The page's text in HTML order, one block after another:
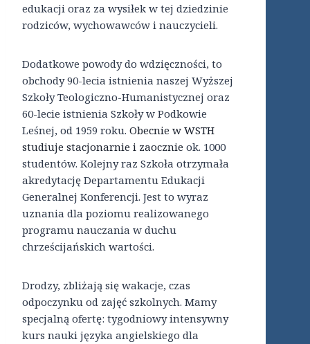
edukacji oraz za wysiłek w tej dziedzinie
rodziców, wychowawców i nauczycieli.
Dodatkowe powody do wdzięczności, to
obchody 90-lecia istnienia naszej Wyższej
Szkoły Teologiczno-Humanistycznej oraz
60-lecie istnienia Szkoły w Podkowie
Leśnej, od 1959 roku. Obecnie w WSTH
studiuje stacjonarnie i zaocznie ok. 1000
studentów. Kolejny raz Szkoła otrzymała
akredytację Departamentu Edukacji
Generalnej Konferencji. Jest to wyraz
uznania dla poziomu realizowanego
programu nauczania w duchu
chrześcijańskich wartości.
Drodzy, zbliżają się wakacje, czas
odpoczynku od zajęć szkolnych. Mamy
specjalną ofertę: tygodniowy intensywny
kurs nauki języka angielskiego dla